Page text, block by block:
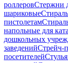
роллеровСтержни
шариковые
пистолетам
напольные для
дошкольных
заведенийСтрейч-
посетителей